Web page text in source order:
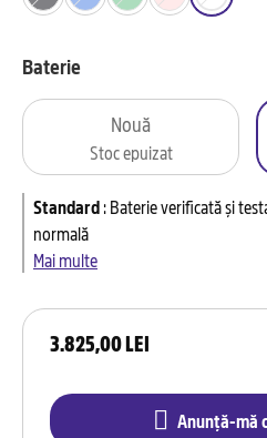
3.825,00 LEI
Anunță-mă
Baterie
Nouă
Stoc epuizat
Standard:Baterie verificată și
normală
Mai multe